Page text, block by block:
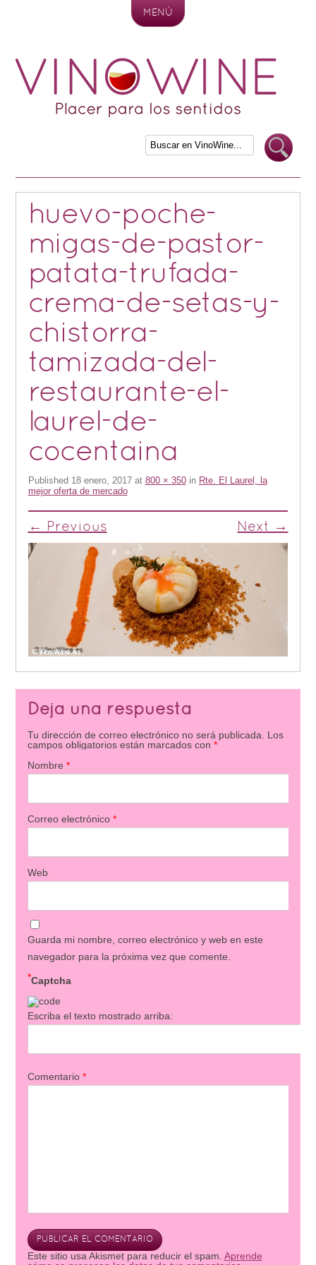
MENÚ
huevo-poche-
migas-de-pastor-
patata-trufada-
crema-de-setas-y-
chistorra-
tamizada-del-
restaurante-el-
laurel-de-
cocentaina
Published 18 enero, 2017at 800 × 350in Rte. El Laurel, la
mejor oferta de mercado
← Previous Next →
Deja una respuesta
Tu dirección de correo electrónico no será publicada.
Los
campos obligatorios están marcados con *
Nombre *
Correo electrónico *
Web
Guarda mi nombre, correo electrónico y web en este
navegador para la próxima vez que comente.
Captcha
*
Escriba el texto mostrado arriba:
Comentario *
Este sitio usa Akismet para reducir el spam. Aprende